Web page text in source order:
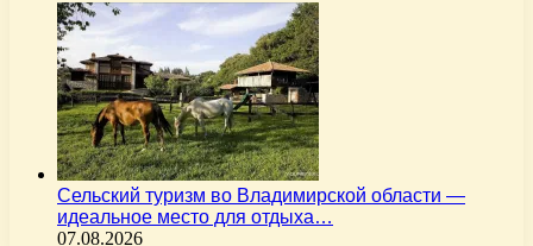
Сельский туризм во Владимирской области —
идеальное место для отдыха…
07.08.2026